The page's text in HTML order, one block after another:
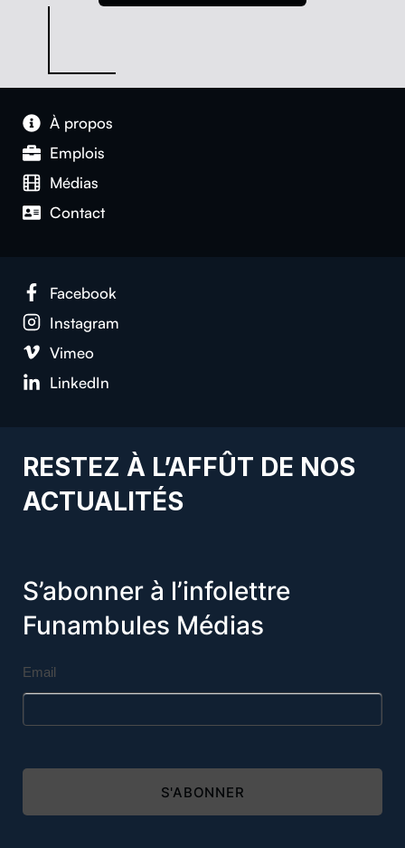
À pro­pos
Emplois
Médias
Con­tact
Face­book
Insta­gram
Vimeo
LinkedIn
RESTEZ À L’AFFÛT DE NOS
ACTUALITÉS
S’abonner à l’infolettre
Funambules Médias
Email
S'ABONNER